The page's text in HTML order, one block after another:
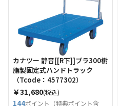
カナツー 静音[[R下]]プラ300樹
脂製固定式ハンドトラック
（Tcode：4577302）
￥31,680(税込)
144ポイント（特典ポイント含